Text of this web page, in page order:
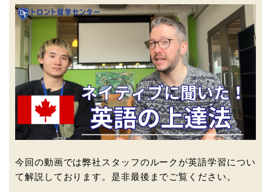
今回の動画では弊社スタッフのルークが英語学習につい
て解説しております。是非最後までご覧ください。